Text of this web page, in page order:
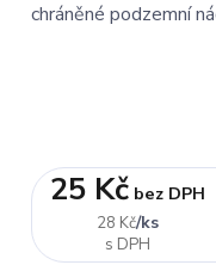
chráněné podzemní
28 Kč/ks
25 Kč bez DPH